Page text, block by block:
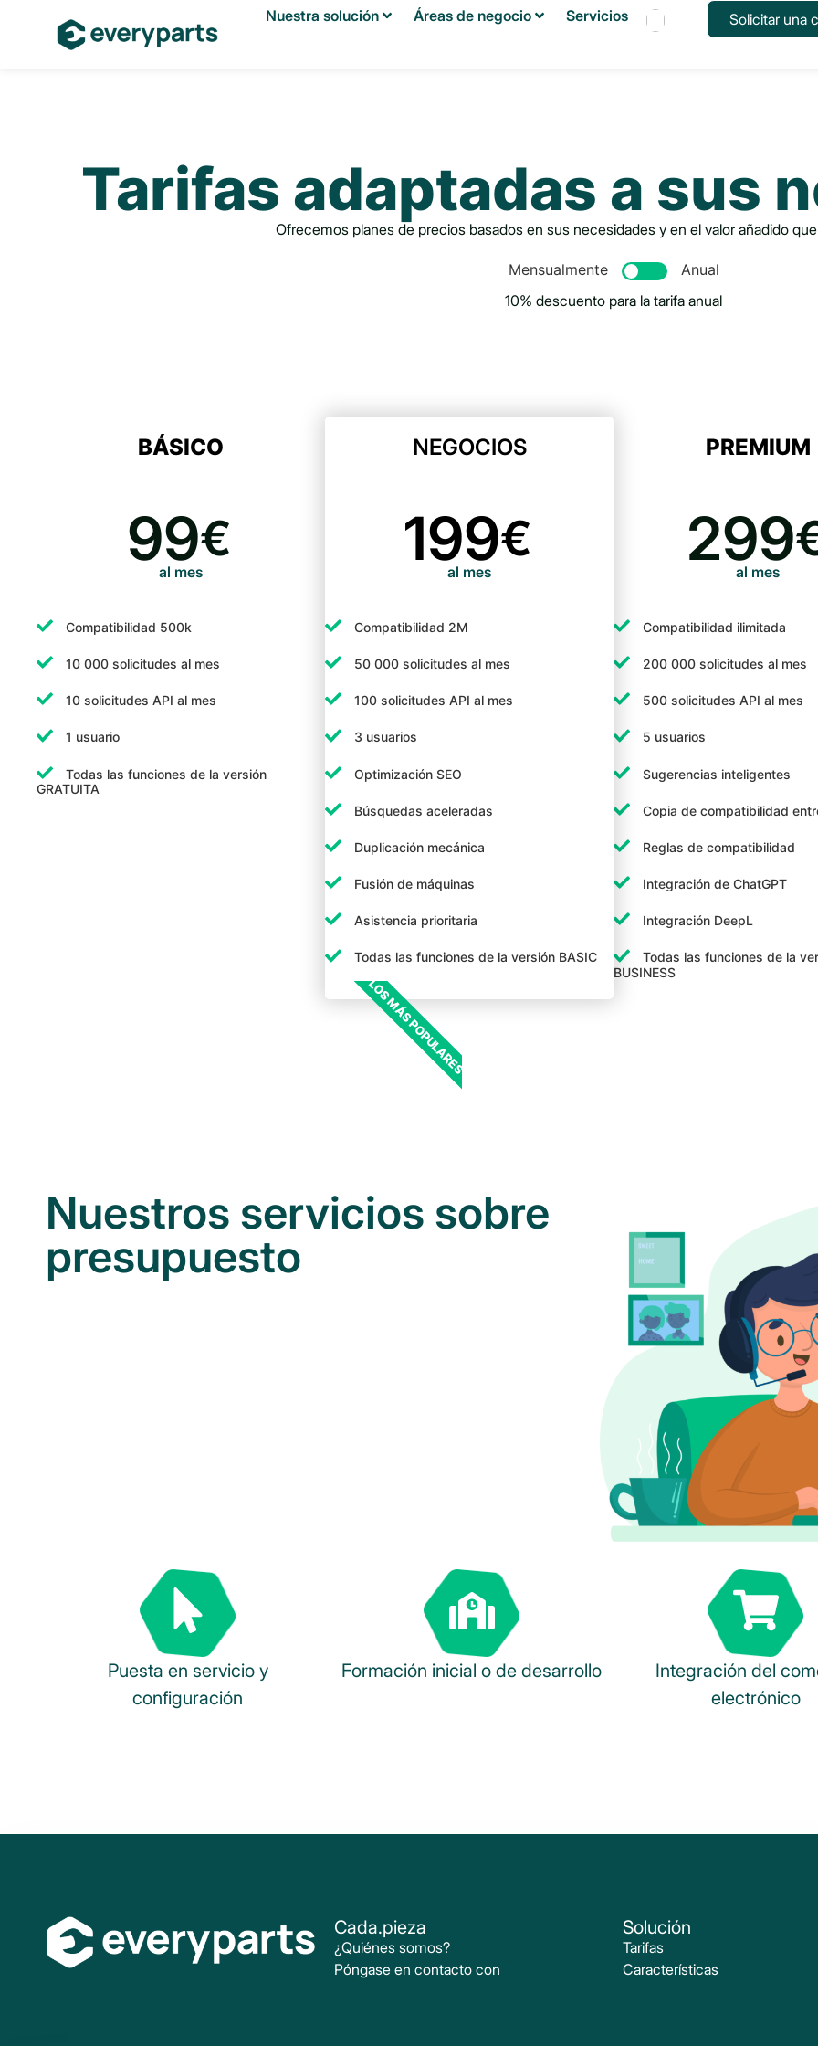
Nuestra solución Áreas de negocio Servicios Solicitar una
Tarifas adaptadas a sus
Ofrecemos planes de precios basados en sus necesidades y en el valor añadido
Mensualmente
Anual
10% descuento para la tarifa anual
BÁSICO
99€
al mes
Compatibilidad 500k
10 000 solicitudes al mes
10 solicitudes API al mes
1 usuario
Todas las funciones de la versión
GRATUITA
NEGOCIOS
199€
al mes
Compatibilidad 2M
50 000 solicitudes al mes
100 solicitudes API al mes
3 usuarios
Optimización SEO
Búsquedas aceleradas
Duplicación mecánica
Fusión de máquinas
Asistencia prioritaria
Todas las funciones de la versión BASIC
LOS MÁS POPULARES
PREMIUM
299
al mes
Compatibilidad ilimitada
200 000 solicitudes al mes
500 solicitudes API al mes
5 usuarios
Sugerencias inteligentes
Copia de compatibilidad
Reglas de compatibilidad
Integración de ChatGPT
Integración DeepL
Todas las funciones de la
BUSINESS
Nuestros servicios sobre
presupuesto
Puesta en servicio y
configuración
Formación inicial o de desarrollo
Integración del
electrónico
Cada.pieza
¿Quiénes somos?
Póngase en contacto con
Solución
Tarifas
Características